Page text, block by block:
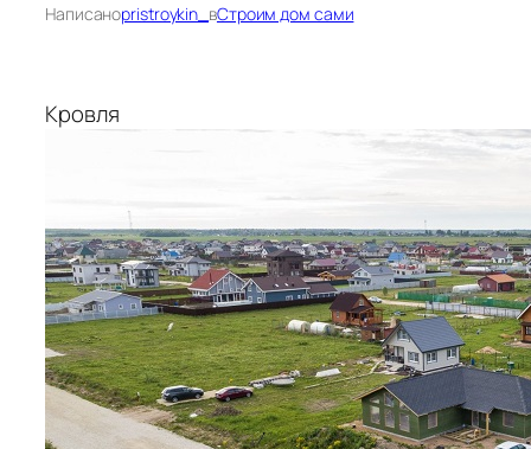
Написаноpristroykin_ вСтроим дом сами
Кровля